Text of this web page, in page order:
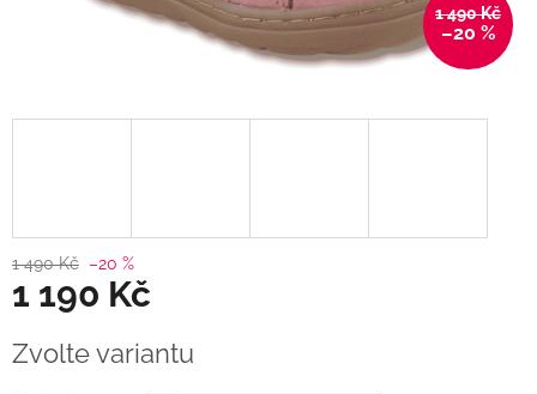
1 490 Kč
–20 %
1 490 Kč –20 %
1 190 Kč
cena:
Zvolte variantu